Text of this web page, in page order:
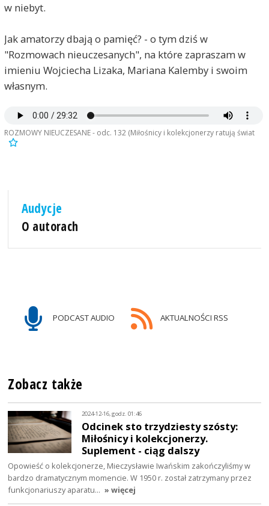
w niebyt.
Jak amatorzy dbają o pamięć? - o tym dziś w
"Rozmowach nieuczesanych", na które zapraszam w
imieniu Wojciecha Lizaka, Mariana Kalemby i swoim
własnym.
ROZMOWY NIEUCZESANE - odc. 132 (Miłośnicy i kolekcjonerzy ratują świat
Audycje
O autorach
PODCAST AUDIO AKTUALNOŚCI RSS
Zobacz także
2024-12-16, godz. 01:46
Odcinek sto trzydziesty szósty:
Miłośnicy i kolekcjonerzy.
Suplement - ciąg dalszy
Opowieść o kolekcjonerze, Mieczysławie Iwańskim zakończyliśmy w
bardzo dramatycznym momencie. W 1950 r. został zatrzymany przez
funkcjonariuszy aparatu… » więcej